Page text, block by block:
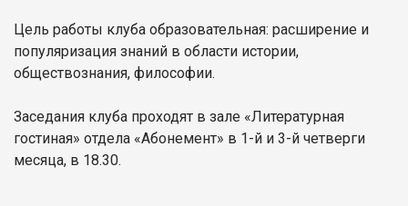
Цель работы клуба образовательная: расширение и
популяризация знаний в области истории,
обществознания, философии.
Заседания клуба проходят в зале «Литературная
гостиная» отдела «Абонемент» в 1-й и 3-й четверги
месяца, в 18.30.